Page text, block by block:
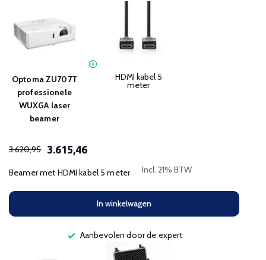
Optoma ZU707T
professionele
WUXGA laser
beamer
HDMI kabel 5
meter
3.620,95 3.615,46
Beamer met HDMI kabel 5 meter Incl. 21% BTW
In winkelwagen
Aanbevolen door de expert